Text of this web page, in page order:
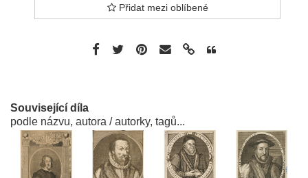
Přidat mezi oblíbené
Související díla
podle názvu, autora / autorky, tagů...